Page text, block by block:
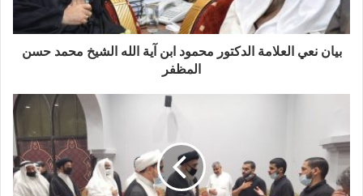
بيان نعي العلامة الدكتور محمود ابن آية الله الشيخ محمد حسن
المظفر